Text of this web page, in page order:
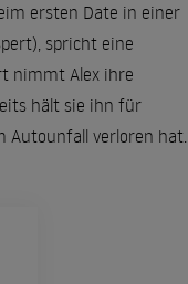
ersten Date in einer
spricht eine
nimmt Alex ihre
hält sie ihn für
Autounfall verloren hat.